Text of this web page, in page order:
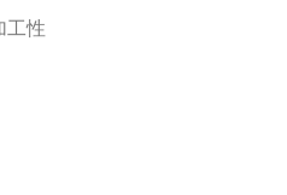
工性